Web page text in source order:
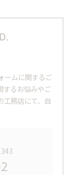
ームに関するご
するお悩みやご
工務店にて、自